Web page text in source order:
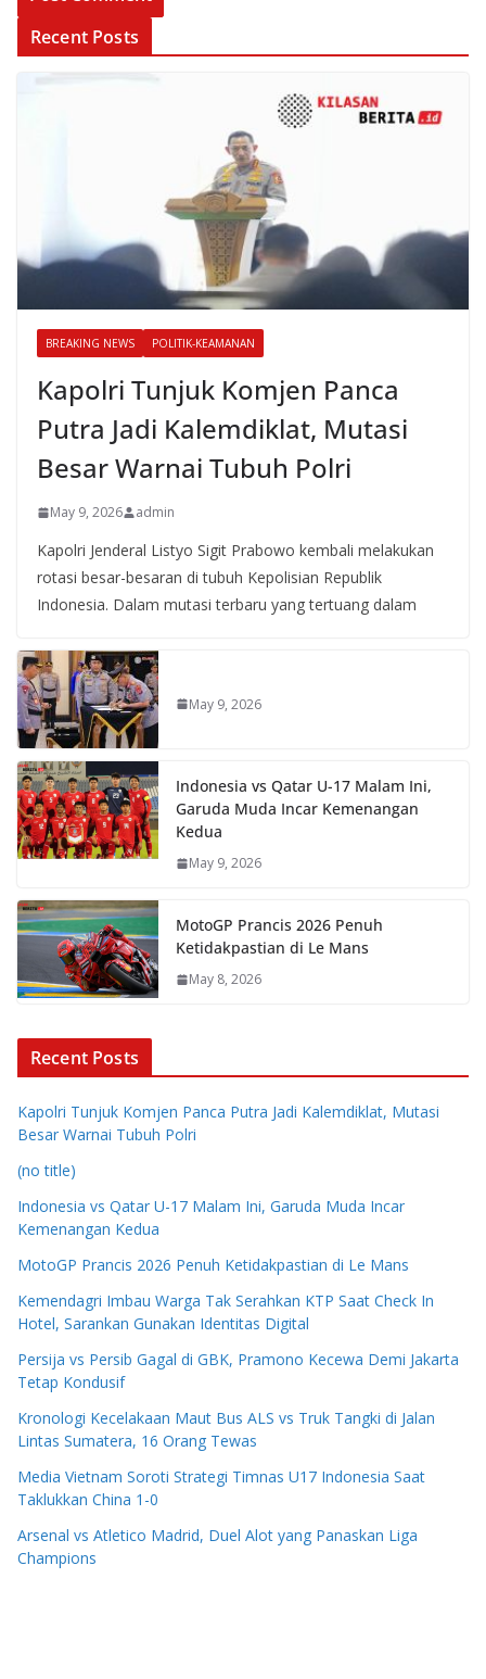
Recent Posts
BREAKING NEWS POLITIK-KEAMANAN
Kapolri Tunjuk Komjen Panca
Putra Jadi Kalemdiklat, Mutasi
Besar Warnai Tubuh Polri
May 9, 2026 admin
Kapolri Jenderal Listyo Sigit Prabowo kembali melakukan
rotasi besar-besaran di tubuh Kepolisian Republik
Indonesia. Dalam mutasi terbaru yang tertuang dalam
May 9, 2026
Indonesia vs Qatar U-17 Malam Ini,
Garuda Muda Incar Kemenangan
Kedua
May 9, 2026
MotoGP Prancis 2026 Penuh
Ketidakpastian di Le Mans
May 8, 2026
Recent Posts
Kapolri Tunjuk Komjen Panca Putra Jadi Kalemdiklat, Mutasi
Besar Warnai Tubuh Polri
(no title)
Indonesia vs Qatar U-17 Malam Ini, Garuda Muda Incar
Kemenangan Kedua
MotoGP Prancis 2026 Penuh Ketidakpastian di Le Mans
Kemendagri Imbau Warga Tak Serahkan KTP Saat Check In
Hotel, Sarankan Gunakan Identitas Digital
Persija vs Persib Gagal di GBK, Pramono Kecewa Demi Jakarta
Tetap Kondusif
Kronologi Kecelakaan Maut Bus ALS vs Truk Tangki di Jalan
Lintas Sumatera, 16 Orang Tewas
Media Vietnam Soroti Strategi Timnas U17 Indonesia Saat
Taklukkan China 1-0
Arsenal vs Atletico Madrid, Duel Alot yang Panaskan Liga
Champions